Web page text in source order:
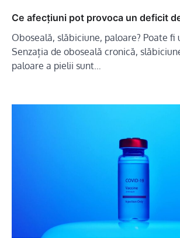
Ce afecțiuni pot provoca un deficit
Oboseală, slăbiciune, paloare? Poate fi
Senzația de oboseală cronică,
paloare a pielii sunt…